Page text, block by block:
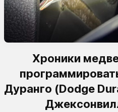
Хроники
Дуранго (Dodge